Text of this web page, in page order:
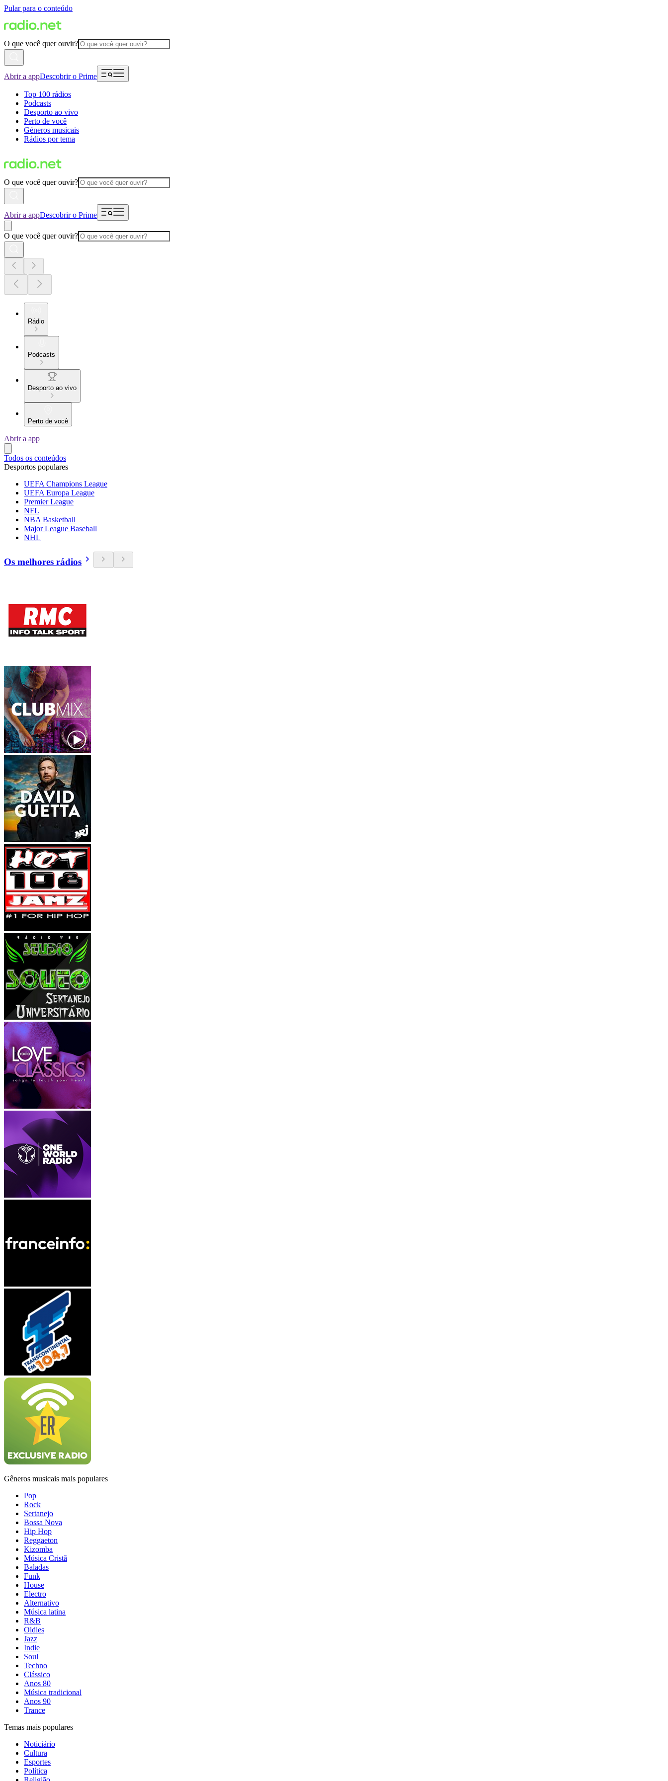
Pular para o conteúdo
O que você quer ouvir?
Abrir a appDescobrir o Prime
Top 100 rádios
Podcasts
Desporto ao vivo
Perto de você
Géneros musicais
Rádios por tema
O que você quer ouvir?
Abrir a appDescobrir o Prime
O que você quer ouvir?
Rádio
Podcasts
Desporto ao vivo
Perto de você
Abrir a app
Todos os conteúdos
Desportos populares
UEFA Champions League
UEFA Europa League
Premier League
NFL
NBA Basketball
Major League Baseball
NHL
Os melhores rádios
Gêneros musicais mais populares
Pop
Rock
Sertanejo
Bossa Nova
Hip Hop
Reggaeton
Kizomba
Música Cristã
Baladas
Funk
House
Electro
Alternativo
Música latina
R&B
Oldies
Jazz
Indie
Soul
Techno
Clássico
Anos 80
Música tradicional
Anos 90
Trance
Temas mais populares
Noticiário
Cultura
Esportes
Política